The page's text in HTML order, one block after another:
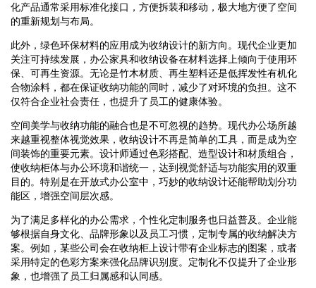
化产品通常采用标准化接口，方便拆装和移动，极大地方便了空间
的重新规划与布局。
此外，绿色环保材料的应用成为收纳设计的新方向。现代企业更加
关注可持续发展，办公家具和收纳设备在材料选择上倾向于使用环
保、可再生资源。无论是竹木材质、再生塑料还是低挥发性有机化
合物涂料，都在保证收纳功能的同时，减少了对环境的负担。这不
仅符合企业社会责任，也提升了员工的健康体验。
空间美学与收纳功能的融合也是不可忽视的趋势。现代办公场所越
来越重视整体视觉效果，收纳设计不再是简单的工具，而是成为空
间装饰的重要元素。设计师通过色彩搭配、造型设计和材质组合，
使收纳柜体与办公环境和谐统一，达到视觉舒适与功能实用的双重
目的。特别是在开放式办公室中，巧妙的收纳设计还能帮助划分功
能区，增强空间层次感。
为了满足多样化的办公需求，个性化定制服务也日益普及。企业能
够根据自身文化、品牌形象以及员工习惯，定制专属的收纳解决方
案。例如，某些公司会在收纳柜上设计带有企业标志的图案，或者
采用特定的色彩方案来强化品牌识别度。定制化不仅提升了企业形
象，也增强了员工归属感和认同感。